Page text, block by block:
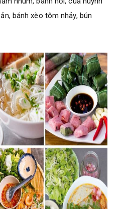
bánh xèo tôm nhảy, bún